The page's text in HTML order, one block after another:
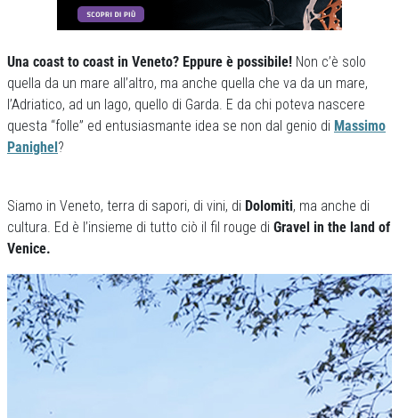
Una coast to coast in Veneto? Eppure è possibile! Non c’è solo
quella da un mare all’altro, ma anche quella che va da un mare,
l’Adriatico, ad un lago, quello di Garda. E da chi poteva nascere
questa “folle” ed entusiasmante idea se non dal genio di Massimo
Panighel?
Siamo in Veneto, terra di sapori, di vini, di Dolomiti, ma anche di
cultura. Ed è l’insieme di tutto ciò il fil rouge di Gravel in the land of
Venice.